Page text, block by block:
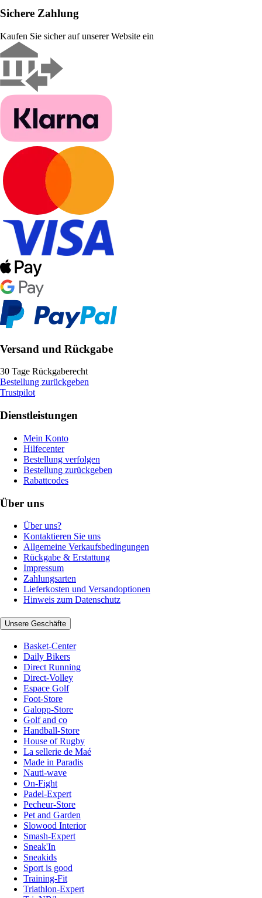
Sichere Zahlung
Kaufen Sie sicher auf unserer Website ein
Versand und Rückgabe
30 Tage Rückgaberecht
Bestellung zurückgeben
Trustpilot
Dienstleistungen
Mein Konto
Hilfecenter
Bestellung verfolgen
Bestellung zurückgeben
Rabattcodes
Über uns
Über uns?
Kontaktieren Sie uns
Allgemeine Verkaufsbedingungen
Rückgabe & Erstattung
Impressum
Zahlungsarten
Lieferkosten und Versandoptionen
Hinweis zum Datenschutz
Unsere Geschäfte
Basket-Center
Daily Bikers
Direct Running
Direct-Volley
Espace Golf
Foot-Store
Galopp-Store
Golf and co
Handball-Store
House of Rugby
La sellerie de Maé
Made in Paradis
Nauti-wave
On-Fight
Padel-Expert
Pecheur-Store
Pet and Garden
Slowood Interior
Smash-Expert
Sneak'In
Sneakids
Sport is good
Training-Fit
Triathlon-Expert